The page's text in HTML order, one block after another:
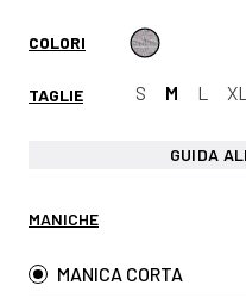
COLORI
TAGLIE S M L XL
GUIDA
MANICHE
MANICA CORTA